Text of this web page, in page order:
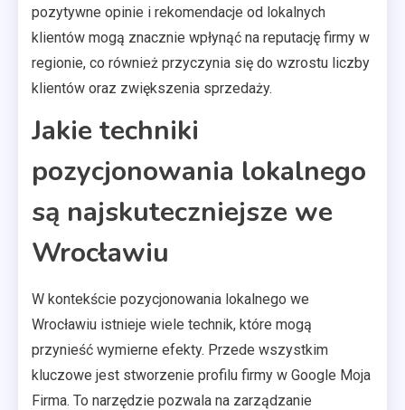
pozytywne opinie i rekomendacje od lokalnych
klientów mogą znacznie wpłynąć na reputację firmy w
regionie, co również przyczynia się do wzrostu liczby
klientów oraz zwiększenia sprzedaży.
Jakie techniki
pozycjonowania lokalnego
są najskuteczniejsze we
Wrocławiu
W kontekście pozycjonowania lokalnego we
Wrocławiu istnieje wiele technik, które mogą
przynieść wymierne efekty. Przede wszystkim
kluczowe jest stworzenie profilu firmy w Google Moja
Firma. To narzędzie pozwala na zarządzanie